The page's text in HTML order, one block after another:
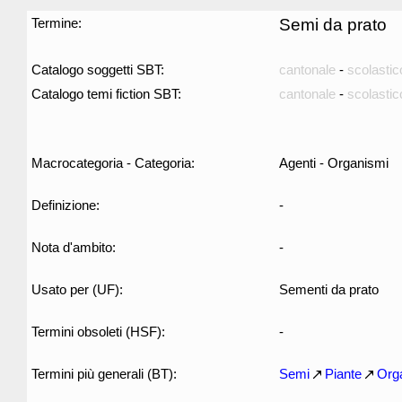
Termine: Semi da prato
Catalogo soggetti SBT: cantonale -
Catalogo temi fiction SBT:
cantonale -
Macrocategoria - Categoria: Agenti - Organismi
Definizione: -
Nota d'ambito: -
Usato per (UF): Sementi da prato
Termini obsoleti (HSF): -
Termini più generali (BT): Semi Piante